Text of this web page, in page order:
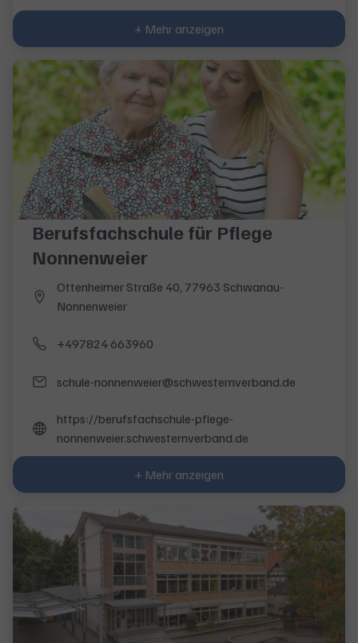
+ Mehr anzeigen
Berufsfachschule für Pflege
Nonnenweier
Ottenheimer Straße 40, 77963 Schwanau-
Nonnenweier
+497824 663960
schule-nonnenweier@schwesternverband.de
https://berufsfachschule-pflege-
nonnenweier.schwesternverband.de
+ Mehr anzeigen